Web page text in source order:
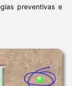
preventivas e